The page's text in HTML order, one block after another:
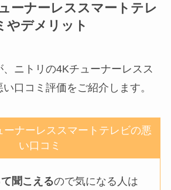
ーナーレススマートテレ
やデメリット
、ニトリの4Kチューナーレスス
口コミ評価をご紹介します。
ーナーレススマートテレビの悪
い口コミ
聞こえるので気になる人は